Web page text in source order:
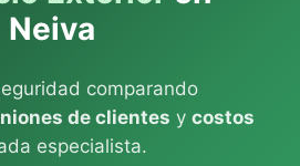
Neiva
comparando
de clientes y costos
especialista.